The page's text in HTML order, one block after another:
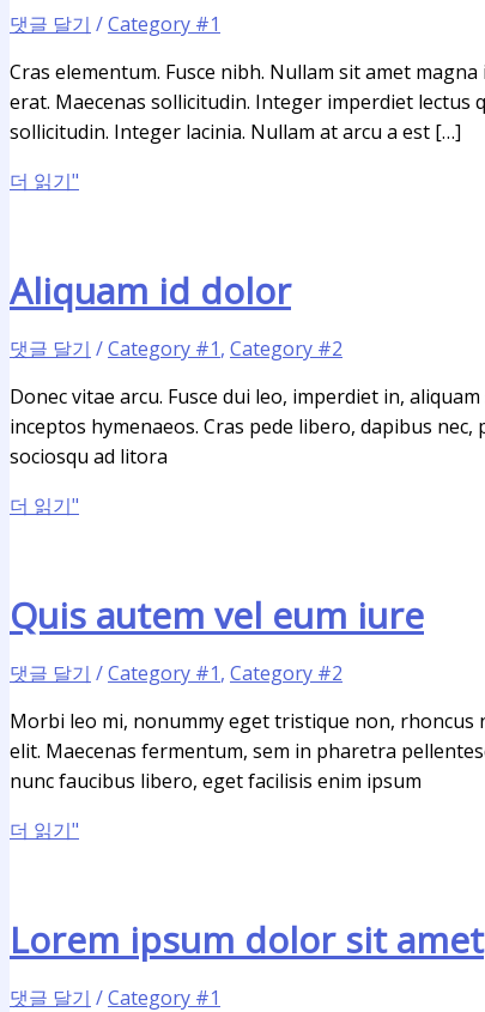
댓글 달기 /Category #1
Cras elementum. Fusce nibh. Nullam sit amet
erat. Maecenas sollicitudin. Integer imperdiet
sollicitudin. Integer lacinia. Nullam at arcu a est […]
더 읽기"
Aliquam id dolor
댓글 달기 /Category #1, Category #2
Donec vitae arcu. Fusce dui leo, imperdiet in,
inceptos hymenaeos. Cras pede libero, dapibus
sociosqu ad litora
더 읽기"
Quis autem vel eum iure
댓글 달기 /Category #1, Category #2
Morbi leo mi, nonummy eget tristique non, rhoncus
elit. Maecenas fermentum, sem in pharetra
nunc faucibus libero, eget facilisis enim ipsum
더 읽기"
Lorem ipsum dolor sit amet
댓글 달기 /Category #1